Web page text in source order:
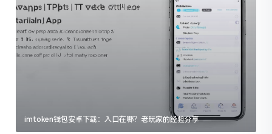
imtoken钱包安卓下载：入口在哪？老玩家的经验分享